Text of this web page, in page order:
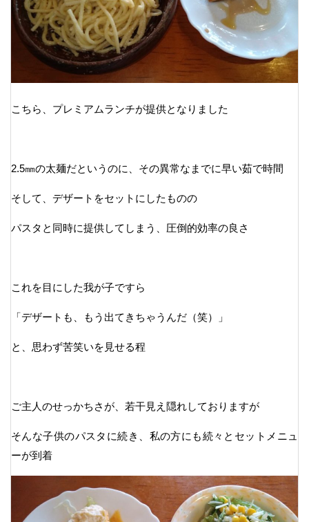
こちら、プレミアムランチが提供となりました
2.5㎜の太麺だというのに、その異常なまでに早い茹で時間
そして、デザートをセットにしたものの
パスタと同時に提供してしまう、圧倒的効率の良さ
これを目にした我が子ですら
「デザートも、もう出てきちゃうんだ（笑）」
と、思わず苦笑いを見せる程
ご主人のせっかちさが、若干見え隠れしておりますが
そんな子供のパスタに続き、私の方にも続々とセットメニュ
ーが到着